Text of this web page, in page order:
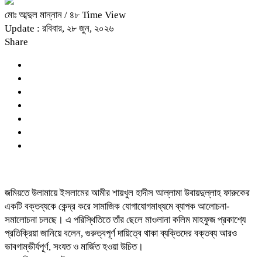
মোঃ আব্দুল মান্নান / ৪৮ Time View
Update : রবিবার, ২৮ জুন, ২০২৬
Share
জমিয়তে উলামায়ে ইসলামের আমীর শায়খুল হাদীস আল্লামা উবায়দুল্লাহ ফারুকের
একটি বক্তব্যকে কেন্দ্র করে সামাজিক যোগাযোগমাধ্যমে ব্যাপক আলোচনা-
সমালোচনা চলছে। এ পরিস্থিতিতে তাঁর ছেলে মাওলানা কলিম মাহফুজ প্রকাশ্যে
প্রতিক্রিয়া জানিয়ে বলেন, গুরুত্বপূর্ণ দায়িত্বে থাকা ব্যক্তিদের বক্তব্য আরও
ভাবগাম্ভীর্যপূর্ণ, সংযত ও মার্জিত হওয়া উচিত।